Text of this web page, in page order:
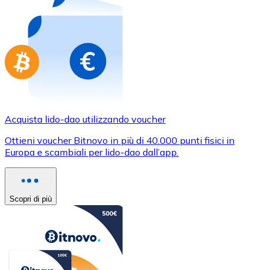
Acquista gift card dei tuoi marchi preferiti con
Vai al negozio di carte regalo
Acquista lido-dao utilizzando voucher
Ottieni voucher Bitnovo in più di 40.000 punti fisici in
Europa e scambiali per lido-dao dall’app.
Scopri di più